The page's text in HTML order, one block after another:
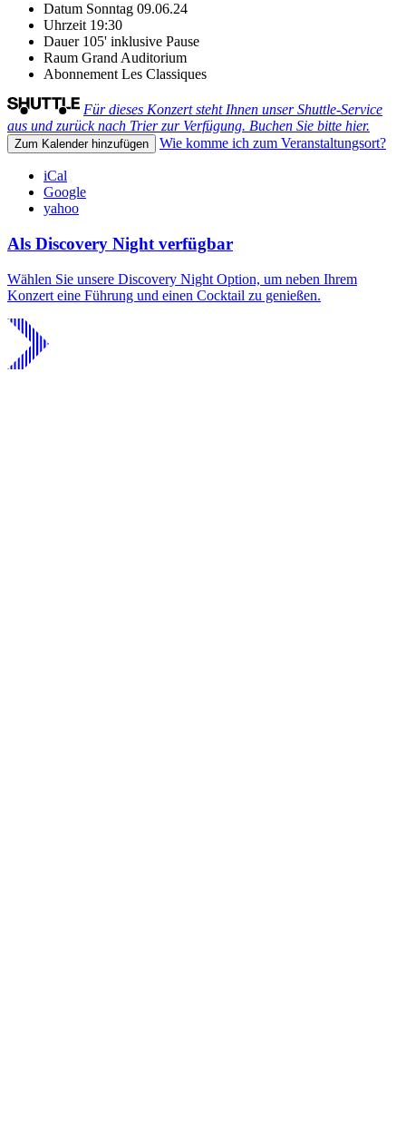
Datum Sonntag 09.06.24
Uhrzeit 19:30
Dauer 105' inklusive Pause
Raum Grand Auditorium
Abonnement Les Classiques
Für dieses Konzert steht Ihnen unser Shuttle-Service
aus und zurück nach Trier zur Verfügung. Buchen Sie bitte hier.
Zum Kalender hinzufügen Wie komme ich zum Veranstaltungsort?
iCal
Google
yahoo
Als Discovery Night verfügbar
Wählen Sie unsere Discovery Night Option, um neben Ihrem
Konzert eine Führung und einen Cocktail zu genießen.